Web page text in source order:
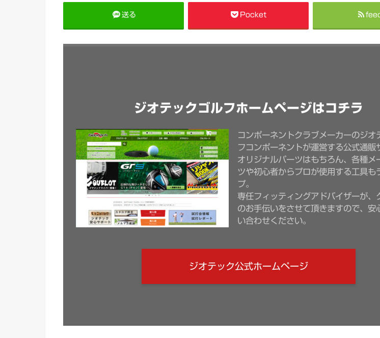
送る Pocket
ジオテックゴルフホームページはコチラ
コンポーネントクラブメーカーのジオ
フコンポーネントが運営する公式通販
オリジナルパーツはもちろん、各種メ
ツや初心者からプロが使用する工具も
プ。
専任フィッティングアドバイザーが、
のお手伝いをさせて頂きますので、安
い合わせください。
ジオテック公式ホームページ